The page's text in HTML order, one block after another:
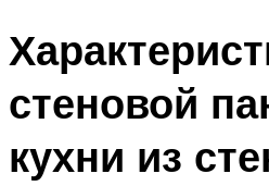
стеновой
кухни из